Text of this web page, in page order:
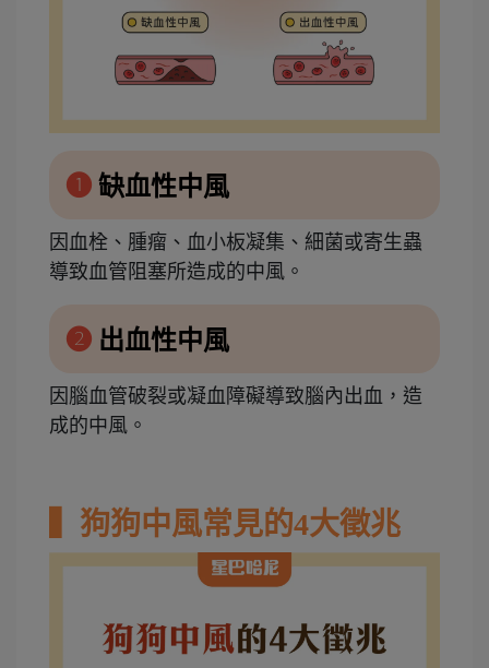
❶ 缺血性中風
因血栓、腫瘤、血小板凝集、細菌或寄生蟲
導致血管阻塞所造成的中風。
❷ 出血性中風
因腦血管破裂或凝血障礙導致腦內出血，造
成的中風。
▍狗狗中風常見的4大徵兆